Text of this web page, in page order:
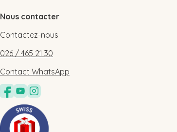
Nous contacter
Contactez-nous
026 / 465 21 30
Contact WhatsApp